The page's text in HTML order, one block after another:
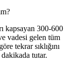
kapsayan 300-600
vadesi gelen tüm
tekrar sıklığını
tutar.